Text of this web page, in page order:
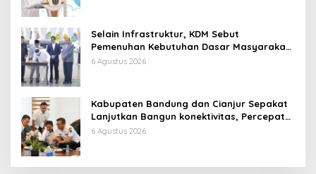
Selain Infrastruktur, KDM Sebut
Pemenuhan Kebutuhan Dasar Masyarakat
Jadi Fokus APBD Jabar 2027
6 Agustus 2026
Kabupaten Bandung dan Cianjur Sepakat
Lanjutkan Bangun konektivitas, Percepat
Pertumbuhan Ekonomi Daerah
6 Agustus 2026